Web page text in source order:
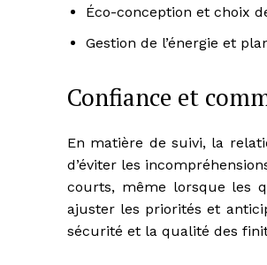
Éco-conception et choix
Gestion de l’énergie et
Confiance et
En matière de suivi, la
d’éviter les
courts, même lorsque les
ajuster les priorités et
sécurité et la qualité des